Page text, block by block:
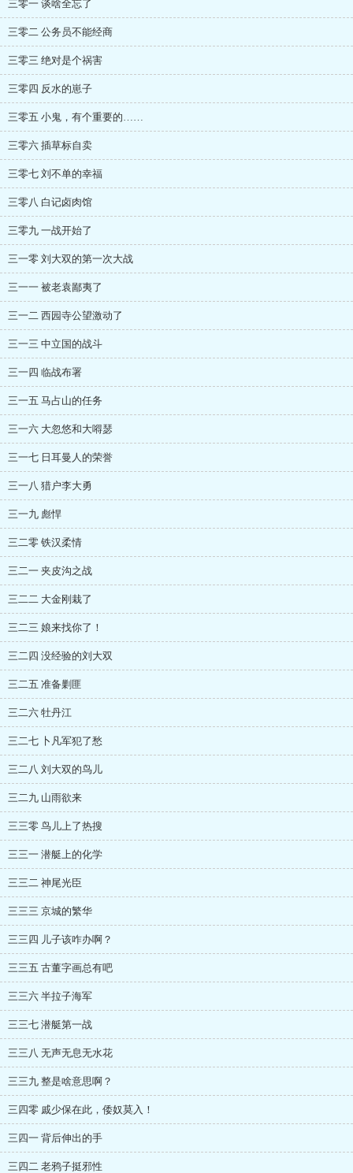
三零一 谈啥全忘了
三零二 公务员不能经商
三零三 绝对是个祸害
三零四 反水的崽子
三零五 小鬼，有个重要的……
三零六 插草标自卖
三零七 刘不单的幸福
三零八 白记卤肉馆
三零九 一战开始了
三一零 刘大双的第一次大战
三一一 被老袁鄙夷了
三一二 西园寺公望激动了
三一三 中立国的战斗
三一四 临战布署
三一五 马占山的任务
三一六 大忽悠和大嘚瑟
三一七 日耳曼人的荣誉
三一八 猎户李大勇
三一九 彪悍
三二零 铁汉柔情
三二一 夹皮沟之战
三二二 大金刚栽了
三二三 娘来找你了！
三二四 没经验的刘大双
三二五 准备剿匪
三二六 牡丹江
三二七 卜凡军犯了愁
三二八 刘大双的鸟儿
三二九 山雨欲来
三三零 鸟儿上了热搜
三三一 潜艇上的化学
三三二 神尾光臣
三三三 京城的繁华
三三四 儿子该咋办啊？
三三五 古董字画总有吧
三三六 半拉子海军
三三七 潜艇第一战
三三八 无声无息无水花
三三九 整是啥意思啊？
三四零 戚少保在此，倭奴莫入！
三四一 背后伸出的手
三四二 老鸦子挺邪性